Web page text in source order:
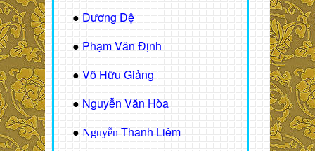
● Dương Đệ
● Phạm Văn Định
● Võ Hữu Giảng
● Nguyễn Văn Hòa
● Nguyễn Thanh Liêm